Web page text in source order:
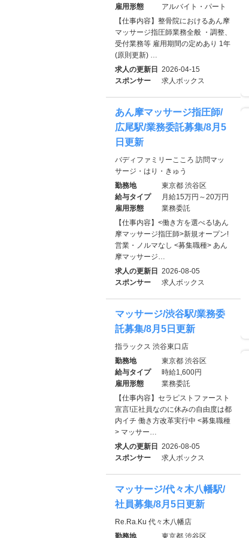
雇用形態
アルバイト・パート
【仕事内容】整骨院におけるあん摩
マッサージ指圧師業務全般 ・調整、
受付業務等 雇用期間の定めあり 1年
(原則更新) …
求人の更新日 2026-04-15
スポンサー
求人ボックス
あん摩マッサージ指圧師/
広尾駅/業務委託募集/8月5
日更新
バディファミリーこころ 訪問マッ
サージ・はり・きゅう
勤務地
東京都 渋谷区
給与タイプ
月給15万円～20万円
雇用形態
業務委託
【仕事内容】<働き方を選べる!あん
摩マッサージ指圧師>新規オープン!
営業・ノルマなし <募集職種> あん
摩マッサージ…
求人の更新日 2026-08-05
スポンサー
求人ボックス
マッサージ/渋谷駅/業務委
託募集/8月5日更新
指ラックス 渋谷東口店
勤務地
東京都 渋谷区
給与タイプ
時給1,600円
雇用形態
業務委託
【仕事内容】セラピストファースト
宣言!正社員なのに休みの自由度は都
内イチ 働き方改革実行中 <募集職種
> マッサー…
求人の更新日 2026-08-05
スポンサー
求人ボックス
マッサージ/代々木八幡駅/
社員募集/8月5日更新
Re.Ra.Ku 代々木八幡店
勤務地
東京都 渋谷区